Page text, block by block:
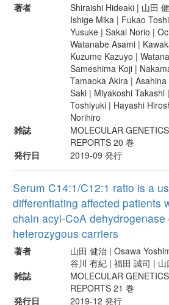
著者
Shiraishi Hideaki | 山田
Ishige Mika | Fukao
Yusuke | Sakai Norio |
Watanabe Asami |
Kuzume Kazuyo |
Sameshima Koji |
Tamaoka Akira |
Saki | Miyakoshi Takashi
Toshiyuki | Hayashi
Norihiro
雑誌
MOLECULAR
REPORTS 20 巻
発行日
2019-09 発行
Serum C14:1/C12:1 ratio is a
differentiating affected patients
chain acyl-CoA
heterozygous carriers
著者
山田 健治 | Osawa
谷川 有紀 | 福田 誠司 |
雑誌
MOLECULAR
REPORTS 21 巻
発行日
2019-12 発行